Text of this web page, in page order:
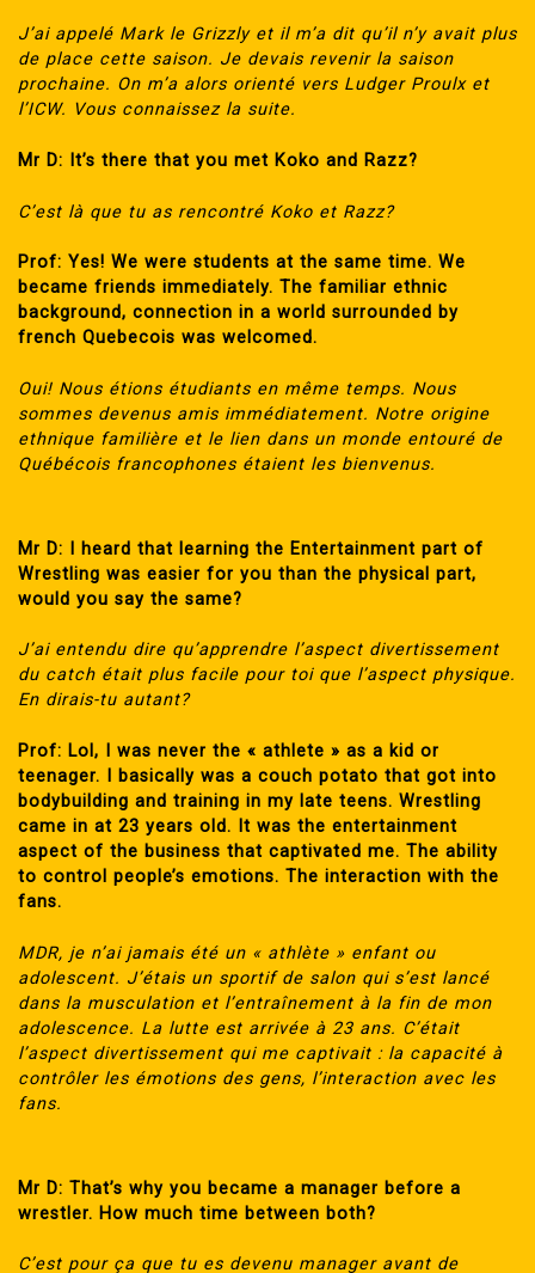
J’ai appelé Mark le Grizzly et il m’a dit qu’il n’y avait plus
de place cette saison. Je devais revenir la saison
prochaine. On m’a alors orienté vers Ludger Proulx et
l’ICW. Vous connaissez la suite.
Mr D: It’s there that you met Koko and Razz?
C’est là que tu as rencontré Koko et Razz?
Prof: Yes! We were students at the same time. We
became friends immediately. The familiar ethnic
background, connection in a world surrounded by
french Quebecois was welcomed.
Oui! Nous étions étudiants en même temps. Nous
sommes devenus amis immédiatement. Notre origine
ethnique familière et le lien dans un monde entouré de
Québécois francophones étaient les bienvenus.
Mr D: I heard that learning the Entertainment part of
Wrestling was easier for you than the physical part,
would you say the same?
J’ai entendu dire qu’apprendre l’aspect divertissement
du catch était plus facile pour toi que l’aspect physique.
En dirais-tu autant?
Prof: Lol, I was never the « athlete » as a kid or
teenager. I basically was a couch potato that got into
bodybuilding and training in my late teens. Wrestling
came in at 23 years old. It was the entertainment
aspect of the business that captivated me. The ability
to control people’s emotions. The interaction with the
fans.
MDR, je n’ai jamais été un « athlète » enfant ou
adolescent. J’étais un sportif de salon qui s’est lancé
dans la musculation et l’entraînement à la fin de mon
adolescence. La lutte est arrivée à 23 ans. C’était
l’aspect divertissement qui me captivait : la capacité à
contrôler les émotions des gens, l’interaction avec les
fans.
Mr D: That’s why you became a manager before a
wrestler. How much time between both?
C’est pour ça que tu es devenu manager avant de